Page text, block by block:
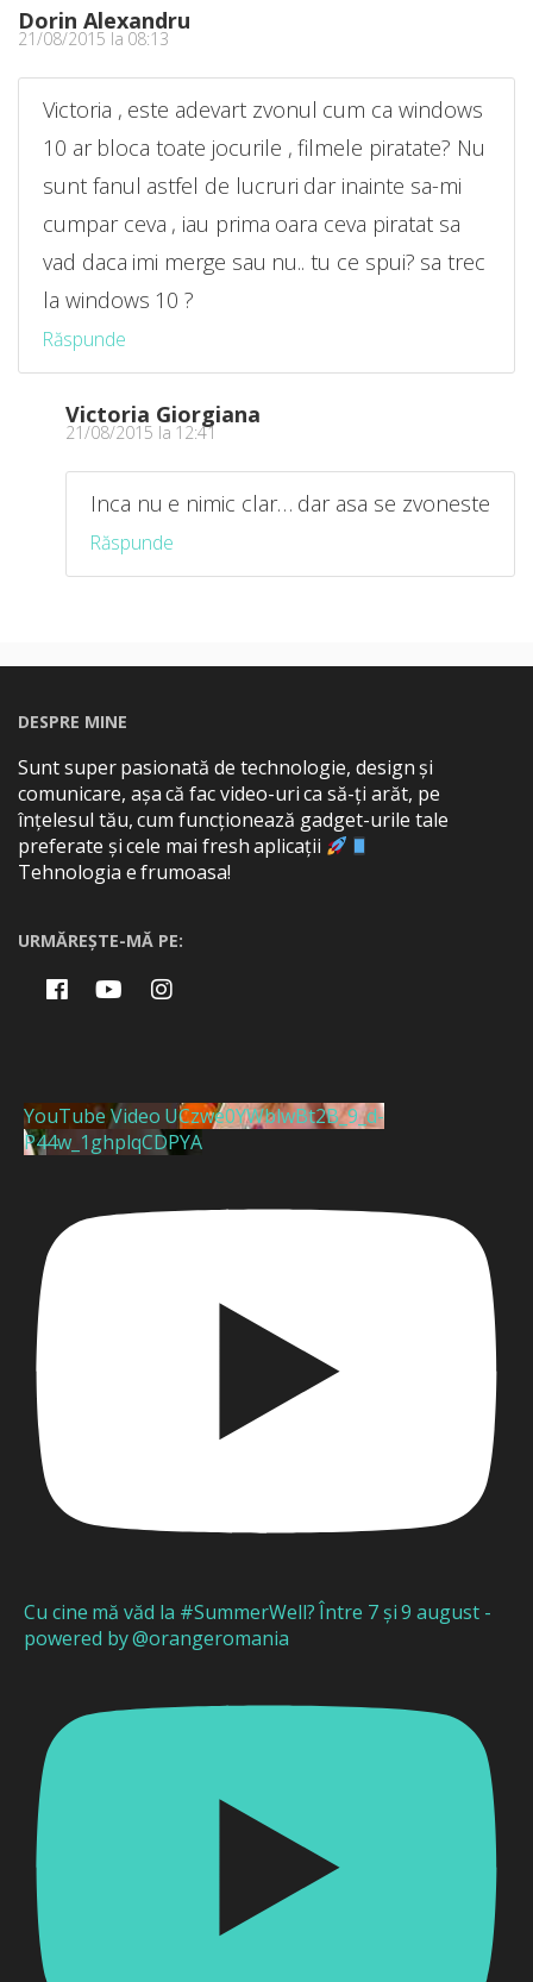
Dorin Alexandru
21/08/2015 la 08:13
Victoria , este adevart zvonul cum ca windows
10 ar bloca toate jocurile , filmele piratate? Nu
sunt fanul astfel de lucruri dar inainte sa-mi
cumpar ceva , iau prima oara ceva piratat sa
vad daca imi merge sau nu.. tu ce spui? sa trec
la windows 10 ?
Răspunde
Victoria Giorgiana
21/08/2015 la 12:41
Inca nu e nimic clar… dar asa se zvoneste
Răspunde
DESPRE MINE
Sunt super pasionată de technologie, design și
comunicare, așa că fac video-uri ca să-ți arăt, pe
înțelesul tău, cum funcționează gadget-urile tale
preferate și cele mai fresh aplicații
Tehnologia e frumoasa!
URMĂREȘTE-MĂ PE:
YouTube Video UCzwe0YWblwBt2B_9_d-
P44w_1ghplqCDPYA
Cu cine mă văd la #SummerWell? Între 7 și 9 august -
powered by @orangeromania